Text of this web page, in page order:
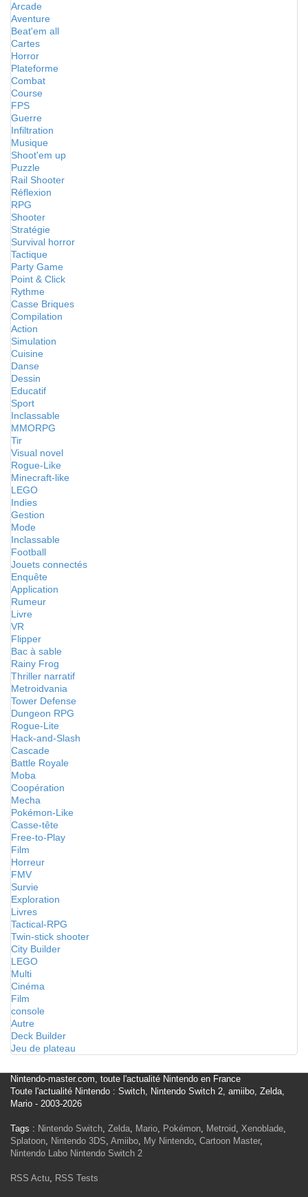
Arcade
Aventure
Beat'em all
Cartes
Horror
Plateforme
Combat
Course
FPS
Guerre
Infiltration
Musique
Shoot'em up
Puzzle
Rail Shooter
Réflexion
RPG
Shooter
Stratégie
Survival horror
Tactique
Party Game
Point & Click
Rythme
Casse Briques
Compilation
Action
Simulation
Cuisine
Danse
Dessin
Educatif
Sport
Inclassable
MMORPG
Tir
Visual novel
Rogue-Like
Minecraft-like
LEGO
Indies
Gestion
Mode
Inclassable
Football
Jouets connectés
Enquête
Application
Rumeur
Livre
VR
Flipper
Bac à sable
Rainy Frog
Thriller narratif
Metroidvania
Tower Defense
Dungeon RPG
Rogue-Lite
Hack-and-Slash
Cascade
Battle Royale
Moba
Coopération
Mecha
Pokémon-Like
Casse-tête
Free-to-Play
Film
Horreur
FMV
Survie
Exploration
Livres
Tactical-RPG
Twin-stick shooter
City Builder
LEGO
Multi
Cinéma
Film
console
Autre
Deck Builder
Jeu de plateau
Nintendo-master.com, toute l'actualité Nintendo en France
Toute l'actualité Nintendo : Switch, Nintendo Switch 2, amiibo, Zelda,
Mario - 2003-2026
Tags : Nintendo Switch, Zelda, Mario, Pokémon, Metroid, Xenoblade,
Splatoon, Nintendo 3DS, Amiibo, My Nintendo, Cartoon Master,
Nintendo Labo Nintendo Switch 2
RSS Actu, RSS Tests